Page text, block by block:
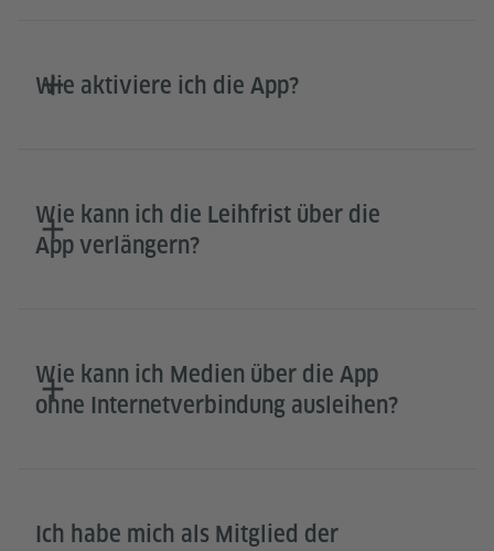
Wie aktiviere ich die App?
Wie kann ich die Leihfrist über die
App verlängern?
Wie kann ich Medien über die App
ohne Internetverbindung ausleihen?
Ich habe mich als Mitglied der